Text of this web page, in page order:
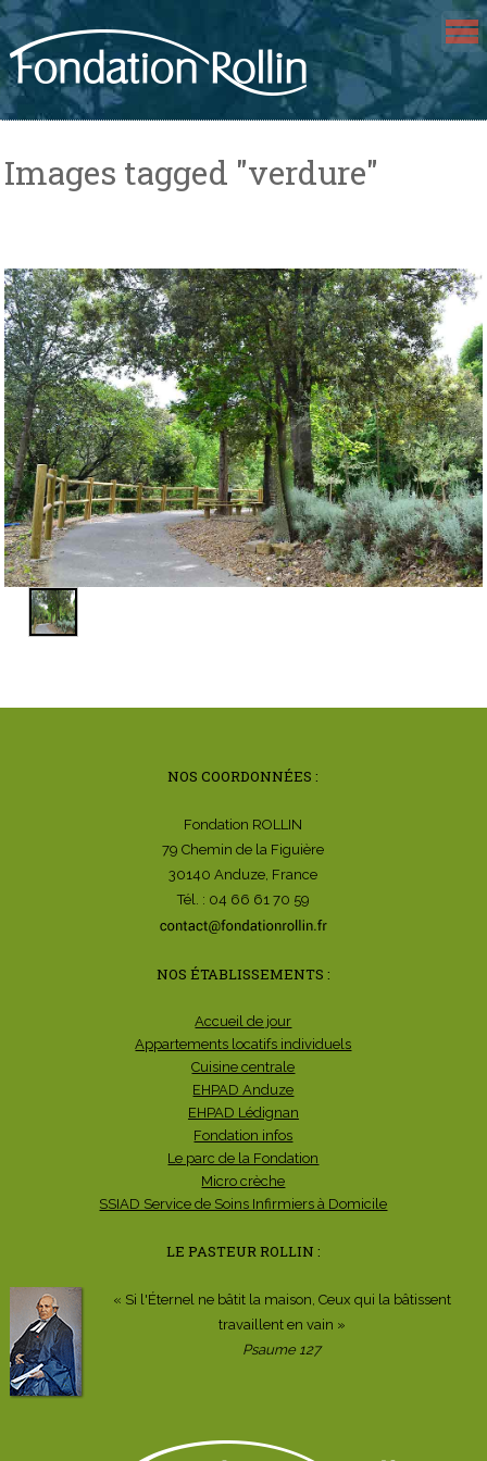
Skip
to
content
Images tagged "verdure"
NOS COORDONNÉES :
Fondation ROLLIN
79 Chemin de la Figuière
30140 Anduze, France
Tél. : 04 66 61 70 59
NOS ÉTABLISSEMENTS :
Accueil de jour
Appartements locatifs individuels
Cuisine centrale
EHPAD Anduze
EHPAD Lédignan
Fondation infos
Le parc de la Fondation
Micro crèche
SSIAD Service de Soins Infirmiers à Domicile
LE PASTEUR ROLLIN :
« Si l'Éternel ne bâtit la maison, Ceux qui la bâtissent
travaillent en vain »
Psaume 127